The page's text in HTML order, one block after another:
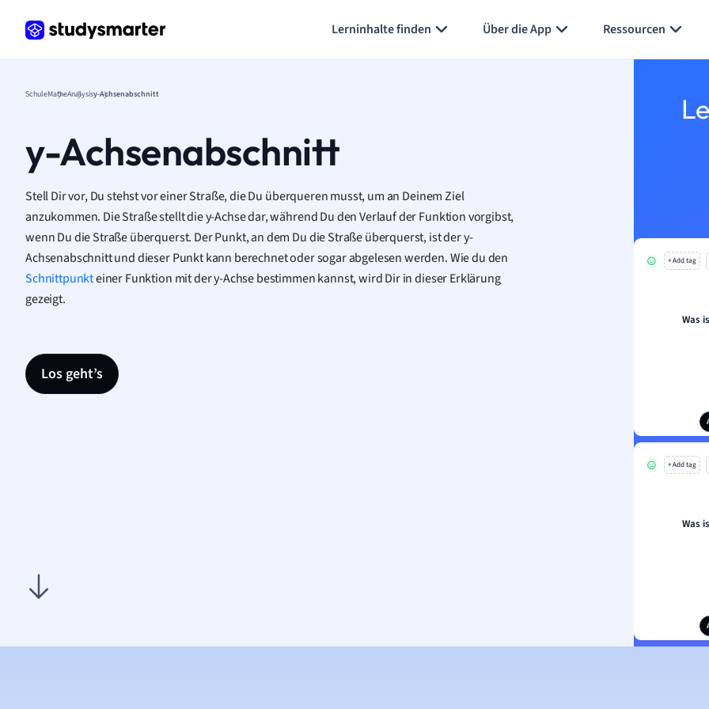
Lerninhalte finden Über die App Ressourcen
SchuleMatheAnalysisy-Achsenabschnitt
y-Achsenabschnitt
Stell Dir vor, Du stehst vor einer Straße, die Du überqueren musst, um an Deinem Ziel
anzukommen. Die Straße stellt die y-Achse dar, während Du den Verlauf der Funktion vorgibst,
wenn Du die Straße überquerst. Der Punkt, an dem Du die Straße überquerst, ist der y-
Achsenabschnitt und dieser Punkt kann berechnet oder sogar abgelesen werden. Wie du den
Schnittpunkteiner Funktion mit der y-Achse bestimmen kannst, wird Dir in dieser Erklärung
gezeigt.
Los geht’s
+ Add tag
Was
+ Add tag
Was